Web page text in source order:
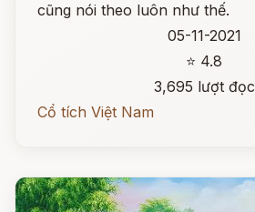
cũng nói theo luôn như thế.
05-11-2021
⭐ 4.8
3,695 lượt đọc
Cổ tích Việt Nam